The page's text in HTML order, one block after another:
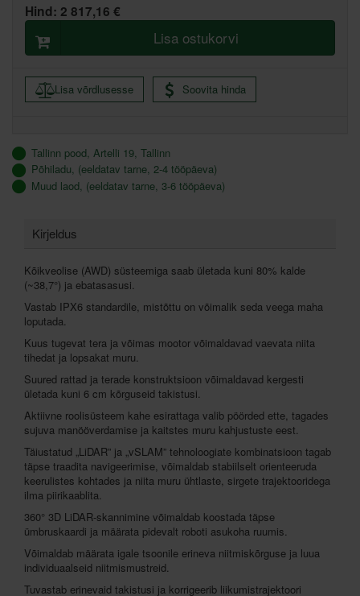
Hind: 2 817,16 €
Lisa ostukorvi
Lisa võrdlusesse Soovita hinda
Tallinn pood, Artelli 19, Tallinn
Põhiladu, (eeldatav tarne, 2-4 tööpäeva)
Muud laod, (eeldatav tarne, 3-6 tööpäeva)
Kirjeldus
Kõikveolise (AWD) süsteemiga saab ületada kuni 80% kalde
(~38,7°) ja ebatasasusi.
Vastab IPX6 standardile, mistõttu on võimalik seda veega maha
loputada.
Kuus tugevat tera ja võimas mootor võimaldavad vaevata niita
tihedat ja lopsakat muru.
Suured rattad ja terade konstruktsioon võimaldavad kergesti
ületada kuni 6 cm kõrguseid takistusi.
Aktiivne roolisüsteem kahe esirattaga valib pöörded ette, tagades
sujuva manööverdamise ja kaitstes muru kahjustuste eest.
Täiustatud „LiDAR” ja „vSLAM” tehnoloogiate kombinatsioon tagab
täpse traadita navigeerimise, võimaldab stabiilselt orienteeruda
keerulistes kohtades ja niita muru ühtlaste, sirgete trajektooridega
ilma piirikaablita.
360° 3D LiDAR-skannimine võimaldab koostada täpse
ümbruskaardi ja määrata pidevalt roboti asukoha ruumis.
Võimaldab määrata igale tsoonile erineva niitmiskõrguse ja luua
individuaalseid niitmismustreid.
Tuvastab erinevaid takistusi ja korrigeerib liikumistrajektoori